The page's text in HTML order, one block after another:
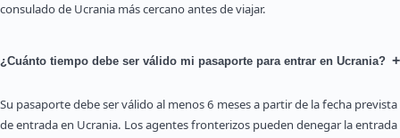
consulado de Ucrania más cercano antes de viajar.
¿Cuánto tiempo debe ser válido mi pasaporte para entrar en Ucrania? +
Su pasaporte debe ser válido al menos 6 meses a partir de la fecha prevista
de entrada en Ucrania. Los agentes fronterizos pueden denegar la entrada